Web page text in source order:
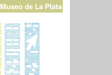
Museo de La Plata